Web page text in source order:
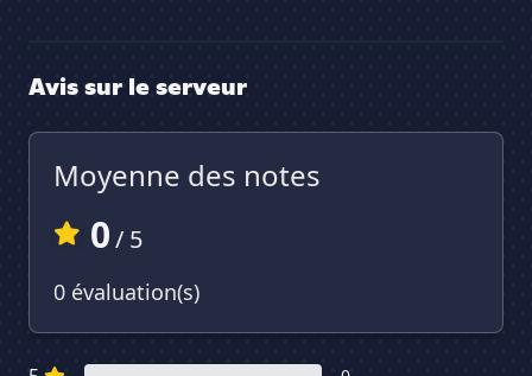
Avis sur le serveur
Moyenne des notes
0/ 5
0 évaluation(s)